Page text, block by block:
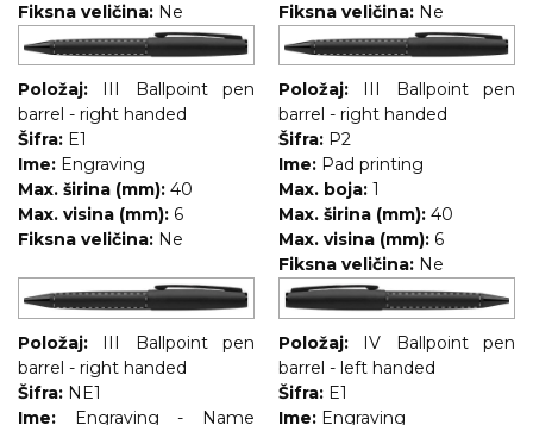
Fiksna veličina: Ne
Fiksna veličina: Ne
Položaj:
III Ballpoint pen
barrel - right handed
Šifra: E1
Ime: Engraving
Max. širina (mm): 40
Max. visina (mm): 6
Fiksna veličina: Ne
Položaj:
III Ballpoint pen
barrel - right handed
Šifra: P2
Ime: Pad printing
Max. boja: 1
Max. širina (mm): 40
Max. visina (mm): 6
Fiksna veličina: Ne
Položaj:
III Ballpoint pen
barrel - right handed
Šifra: NE1
Ime:
Engraving - Name
Položaj:
IV Ballpoint pen
barrel - left handed
Šifra: E1
Ime: Engraving